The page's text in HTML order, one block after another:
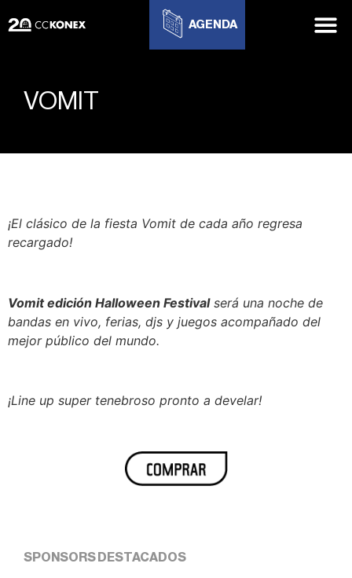
AGENDA
VOMIT
¡El clásico de la fiesta Vomit de cada año regresa
recargado!
Vomit edición Halloween Festivalserá una noche de
bandas en vivo, ferias, djs y juegos acompañado del
mejor público del mundo.
¡Line up super tenebroso pronto a develar!
SPONSORS DESTACADOS